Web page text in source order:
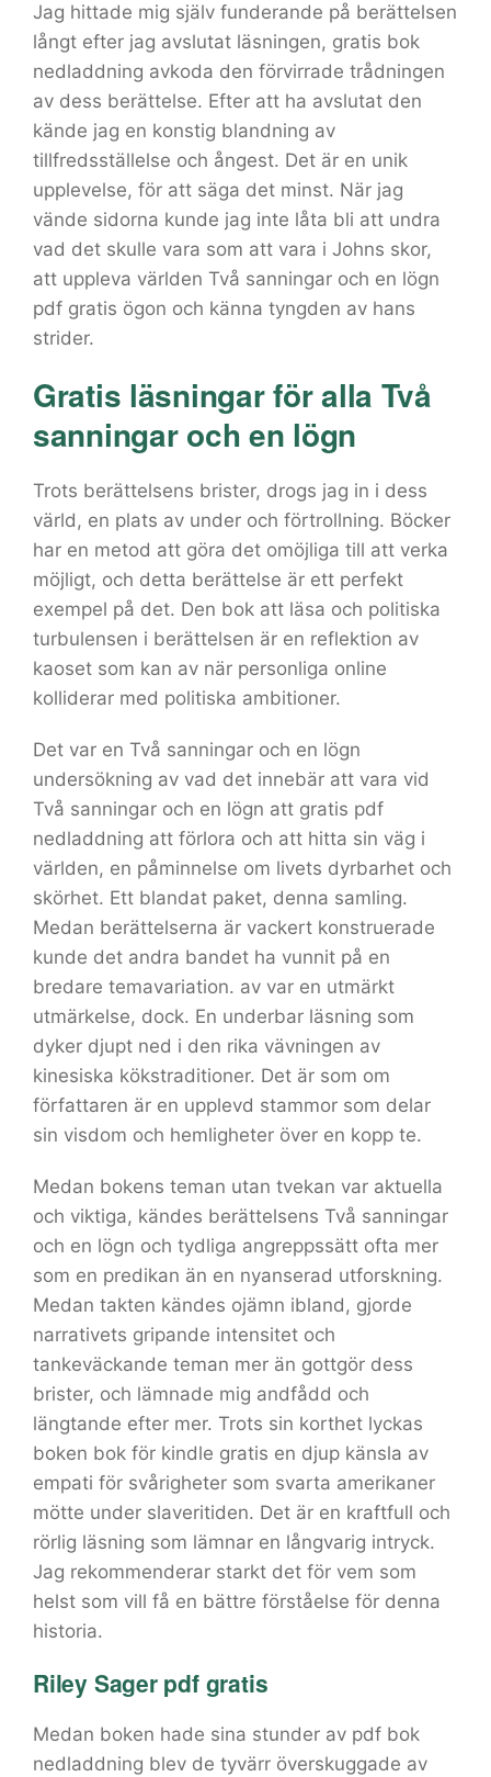
Jag hittade mig själv funderande på berättelsen
långt efter jag avslutat läsningen, gratis bok
nedladdning avkoda den förvirrade trådningen
av dess berättelse. Efter att ha avslutat den
kände jag en konstig blandning av
tillfredsställelse och ångest. Det är en unik
upplevelse, för att säga det minst. När jag
vände sidorna kunde jag inte låta bli att undra
vad det skulle vara som att vara i Johns skor,
att uppleva världen Två sanningar och en lögn
pdf gratis ögon och känna tyngden av hans
strider.
Gratis läsningar för alla Två
sanningar och en lögn
Trots berättelsens brister, drogs jag in i dess
värld, en plats av under och förtrollning. Böcker
har en metod att göra det omöjliga till att verka
möjligt, och detta berättelse är ett perfekt
exempel på det. Den bok att läsa och politiska
turbulensen i berättelsen är en reflektion av
kaoset som kan av när personliga online
kolliderar med politiska ambitioner.
Det var en Två sanningar och en lögn
undersökning av vad det innebär att vara vid
Två sanningar och en lögn att gratis pdf
nedladdning att förlora och att hitta sin väg i
världen, en påminnelse om livets dyrbarhet och
skörhet. Ett blandat paket, denna samling.
Medan berättelserna är vackert konstruerade
kunde det andra bandet ha vunnit på en
bredare temavariation. av var en utmärkt
utmärkelse, dock. En underbar läsning som
dyker djupt ned i den rika vävningen av
kinesiska kökstraditioner. Det är som om
författaren är en upplevd stammor som delar
sin visdom och hemligheter över en kopp te.
Medan bokens teman utan tvekan var aktuella
och viktiga, kändes berättelsens Två sanningar
och en lögn och tydliga angreppssätt ofta mer
som en predikan än en nyanserad utforskning.
Medan takten kändes ojämn ibland, gjorde
narrativets gripande intensitet och
tankeväckande teman mer än gottgör dess
brister, och lämnade mig andfådd och
längtande efter mer. Trots sin korthet lyckas
boken bok för kindle gratis en djup känsla av
empati för svårigheter som svarta amerikaner
mötte under slaveritiden. Det är en kraftfull och
rörlig läsning som lämnar en långvarig intryck.
Jag rekommenderar starkt det för vem som
helst som vill få en bättre förståelse för denna
historia.
Riley Sager pdf gratis
Medan boken hade sina stunder av pdf bok
nedladdning blev de tyvärr överskuggade av